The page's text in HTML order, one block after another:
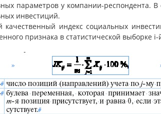
параметров у компании-респондента.
инвестиций.
качественный индекс социальных
признака в статистической